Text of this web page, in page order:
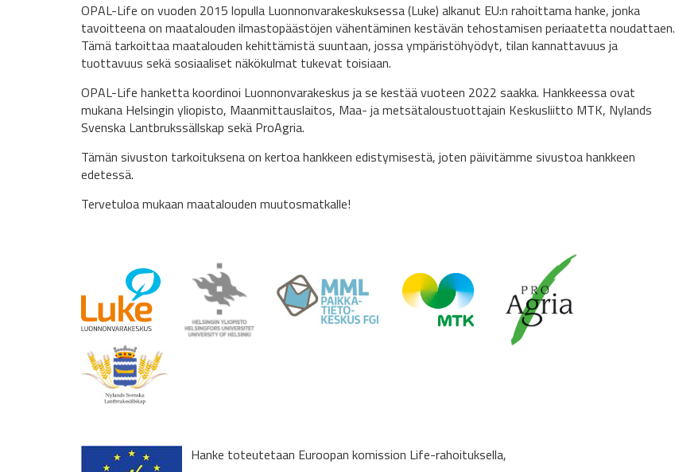
OPAL-Life on vuoden 2015 lopulla Luonnonvarakeskuksessa (Luke) alkanut EU:n rahoittama hanke, jonka
tavoitteena on maatalouden ilmastopäästöjen vähentäminen kestävän tehostamisen periaatetta noudattaen.
Tämä tarkoittaa maatalouden kehittämistä suuntaan, jossa ympäristöhyödyt, tilan kannattavuus ja
tuottavuus sekä sosiaaliset näkökulmat tukevat toisiaan.
OPAL-Life hanketta koordinoi Luonnonvarakeskus ja se kestää vuoteen 2022 saakka. Hankkeessa ovat
mukana Helsingin yliopisto, Maanmittauslaitos, Maa- ja metsätaloustuottajain Keskusliitto MTK, Nylands
Svenska Lantbrukssällskap sekä ProAgria.
Tämän sivuston tarkoituksena on kertoa hankkeen edistymisestä, joten päivitämme sivustoa hankkeen
edetessä.
Tervetuloa mukaan maatalouden muutosmatkalle!
Hanke toteutetaan Euroopan komission Life-rahoituksella,